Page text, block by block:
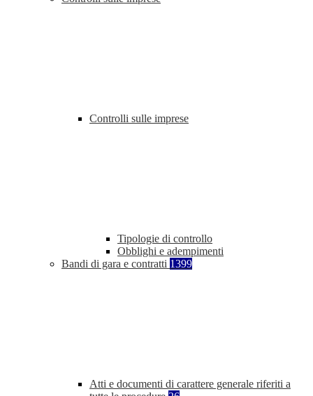
Controlli sulle imprese
Tipologie di controllo
Obblighi e adempimenti
Bandi di gara e contratti 1399
Atti e documenti di carattere generale riferiti a